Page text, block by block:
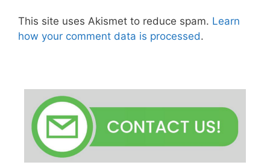
This site uses Akismet to reduce spam. Learn
how your comment data is processed.